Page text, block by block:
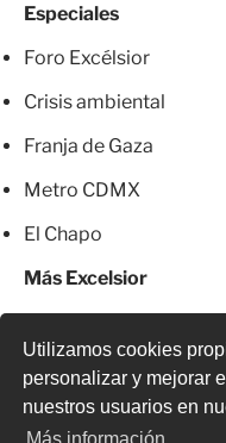
Utilizamos cookies
personalizar y mejorar
nuestros usuarios en
Especiales
Foro Excélsior
Crisis ambiental
Franja de Gaza
Metro CDMX
El Chapo
Más Excelsior
© 2026 Todos los derechos
o parcial,